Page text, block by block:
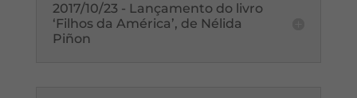
2017/10/23 - Lançamento do livro
‘Filhos da América’, de Nélida
Piñon